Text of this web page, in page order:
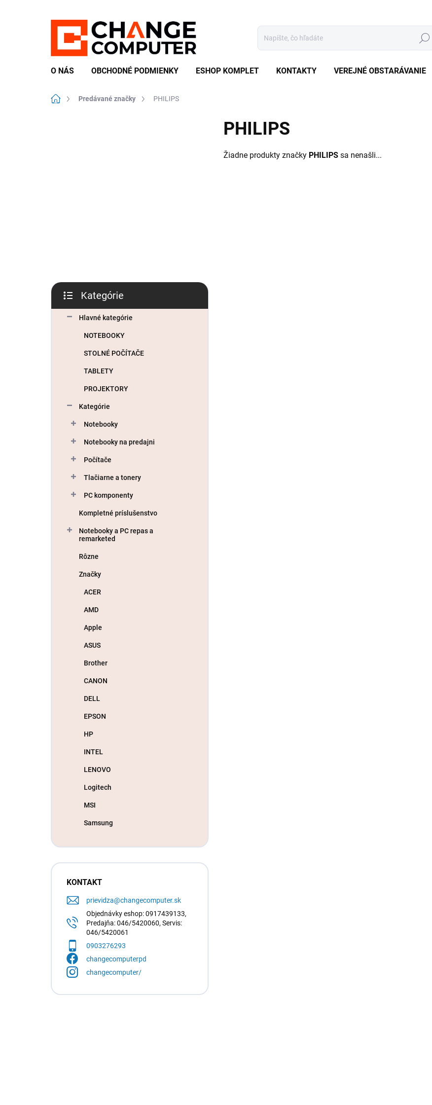
Hľadať
O NÁS OBCHODNÉ PODMIENKY ESHOP KOMPLET KONTAKTY VEREJNÉ OBSTARÁVANIE
DomovPredávané značky PHILIPS
kategórie
Kategórie
Hlavné kategórie
NOTEBOOKY
STOLNÉ POČÍTAČE
TABLETY
PROJEKTORY
Kategórie
Notebooky
Notebooky na predajni
Počítače
Tlačiarne a tonery
PC komponenty
Kompletné príslušenstvo
Notebooky a PC repas a
remarketed
Rôzne
Značky
ACER
AMD
Apple
ASUS
Brother
CANON
DELL
EPSON
HP
INTEL
LENOVO
Logitech
MSI
Samsung
KONTAKT
prievidza@changecomputer.sk
Objednávky eshop: 0917439133,
Predajňa: 046/5420060, Servis:
046/5420061
0903276293
changecomputerpd
changecomputer/
PHILIPS
Žiadne produkty značky PHILIPS sa nenašli...